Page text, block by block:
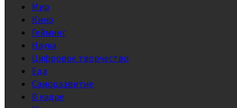
Мир
Кино
Гейминг
Наука
Цифровое творчество
Еда
Саморазвитие
В кадре